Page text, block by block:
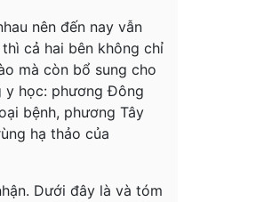
nên đến nay vẫn
cả hai bên không chỉ
mà còn bổ sung cho
y học: phương Đông
bệnh, phương Tây
hạ thảo của
Dưới đây là và tóm